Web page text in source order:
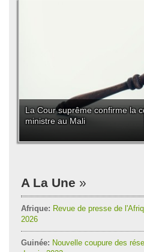
La Cour suprême confirme la
ministre au Mali
A La Une
Afrique: Revue de presse de
2026
Guinée: Nouvelle coupure des